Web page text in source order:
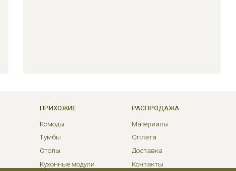
ПРИХОЖИЕ
Комоды
Тумбы
Столы
Кухонные модули
РАСПРОДАЖА
Материалы
Оплата
Доставка
Контакты